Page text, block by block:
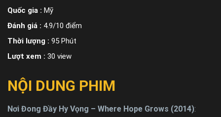
Quốc gia : Mỹ
Đánh giá : 4.9/10 điểm
Thời lượng : 95 Phút
Lượt xem : 30 view
NỘI DUNG PHIM
Nơi Đong Đầy Hy Vọng – Where Hope Grows (2014):